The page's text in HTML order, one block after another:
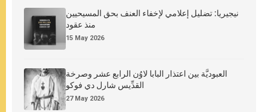
نيجيريا: تضليل إعلامي لإخفاء العنف بحق المسيحيين
منذ عقود
15 May 2026
العبوديَّة بين اعتذار البابا لاوُن الرابع عشر وصرخة
القدِّيس شارل دي فوكو
27 May 2026